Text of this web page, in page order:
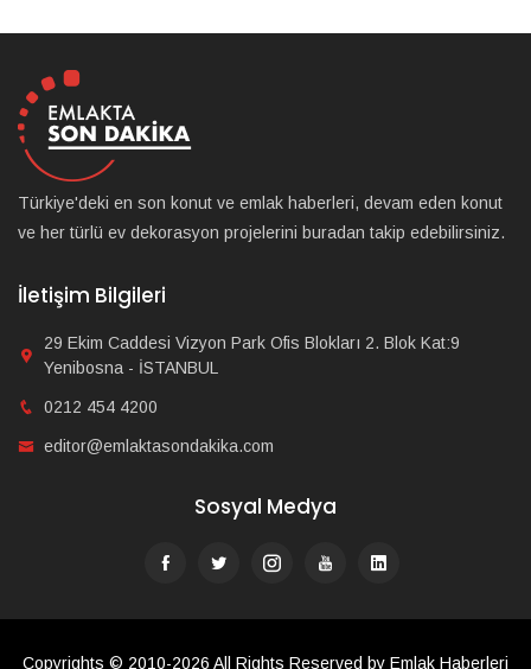
Türkiye'deki en son konut ve emlak haberleri, devam eden konut
ve her türlü ev dekorasyon projelerini buradan takip edebilirsiniz.
İletişim Bilgileri
29 Ekim Caddesi Vizyon Park Ofis Blokları 2. Blok Kat:9
Yenibosna - İSTANBUL
0212 454 4200
editor@emlaktasondakika.com
Sosyal Medya
Copyrights © 2010-2026 All Rights Reserved by Emlak Haberleri